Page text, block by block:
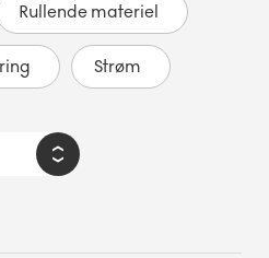
Rullende materiel
Strøm